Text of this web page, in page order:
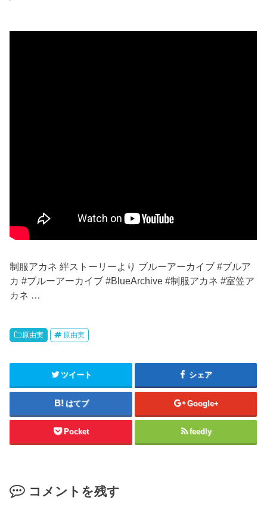
制服アカネ 絆ストーリーより ブルーアーカイブ #ブルア
カ #ブルーアーカイブ #BlueArchive #制服アカネ #室笠ア
カネ …
原由実 原由実
ツイート シェア
はてブ Google+
Pocket feedly
コメントを残す